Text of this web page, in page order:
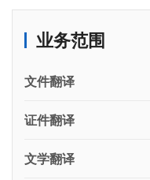
业务范围
文件翻译
证件翻译
文学翻译